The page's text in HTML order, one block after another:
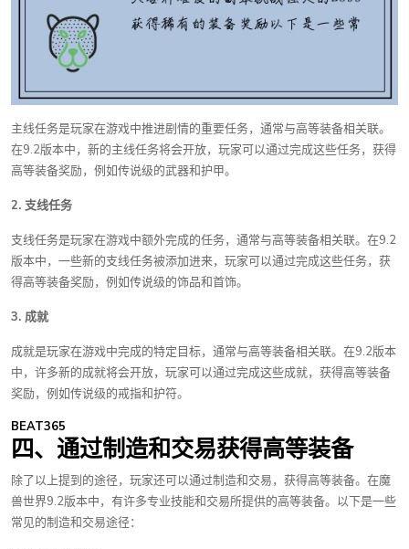
主线任务是玩家在游戏中推进剧情的重要任务，通常与高等装备相关联。
在9.2版本中，新的主线任务将会开放，玩家可以通过完成这些任务，获得
高等装备奖励，例如传说级的武器和护甲。
2. 支线任务
支线任务是玩家在游戏中额外完成的任务，通常与高等装备相关联。在9.2
版本中，一些新的支线任务被添加进来，玩家可以通过完成这些任务，获
得高等装备奖励，例如传说级的饰品和首饰。
3. 成就
成就是玩家在游戏中完成的特定目标，通常与高等装备相关联。在9.2版本
中，许多新的成就将会开放，玩家可以通过完成这些成就，获得高等装备
奖励，例如传说级的戒指和护符。
BEAT365
四、通过制造和交易获得高等装备
除了以上提到的途径，玩家还可以通过制造和交易，获得高等装备。在魔
兽世界9.2版本中，有许多专业技能和交易所提供的高等装备。以下是一些
常见的制造和交易途径：